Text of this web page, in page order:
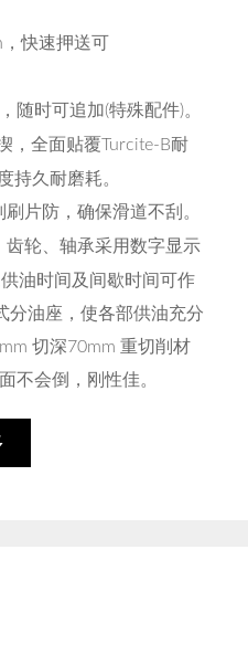
快速押送可
随时可追加(特殊配件)。
，全面贴覆Turcite-B耐
持久耐磨耗。
片防，确保滑道不刮。
齿轮、轴承采用数字显示
油时间及间歇时间可作
分油座，使各部供油充分
切深70mm 重切削材
不会倒，刚性佳。